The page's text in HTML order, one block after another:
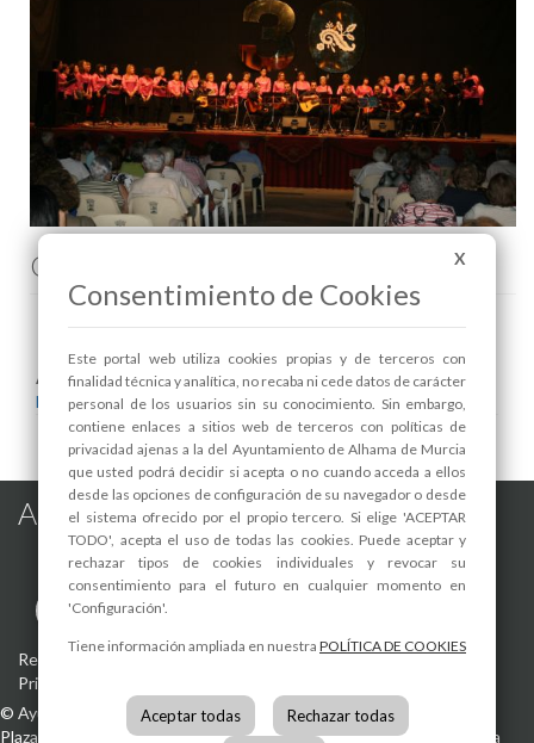
Comenta esta noticia en Facebook
Areas relacionadas:
Festejos
Alhama de Murcia en las Redes
Registro de actividades de tratamiento -Aviso Legal-Política de
Privacidad
© Ayuntamiento de Alhama de Murcia
Plaza de la Constitución, 130840 Alhama de Murcia(Murcia) España
X
Consentimiento de Cookies
Este portal web utiliza cookies propias y de terceros con
finalidad técnica y analítica, no recaba ni cede datos de carácter
personal de los usuarios sin su conocimiento. Sin embargo,
contiene enlaces a sitios web de terceros con políticas de
privacidad ajenas a la del Ayuntamiento de Alhama de Murcia
que usted podrá decidir si acepta o no cuando acceda a ellos
desde las opciones de configuración de su navegador o desde
el sistema ofrecido por el propio tercero. Si elige 'ACEPTAR
TODO', acepta el uso de todas las cookies. Puede aceptar y
rechazar tipos de cookies individuales y revocar su
consentimiento para el futuro en cualquier momento en
'Configuración'.
Tiene información ampliada en nuestra POLÍTICA DE COOKIES
Aceptar todas Rechazar todas